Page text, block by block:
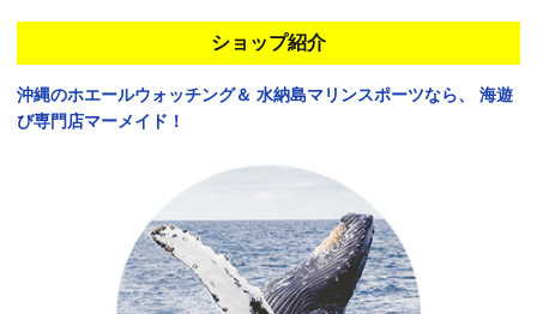
ショップ紹介
沖縄のホエールウォッチング＆ 水納島マリンスポーツなら、
海遊
び専門店マーメイド！